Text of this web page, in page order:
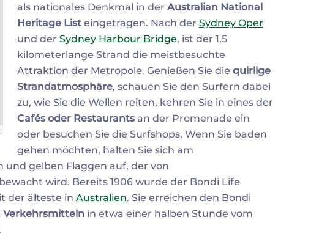
als nationales Denkmal in der Australian National
Heritage Listeingetragen. Nach der Sydney Oper
und der Sydney Harbour Bridge, ist der 1,5
kilometerlange Strand die meistbesuchte
Attraktion der Metropole. Genießen Sie die quirlige
Strandatmosphäre, schauen Sie den Surfern dabei
zu, wie Sie die Wellen reiten, kehren Sie in eines der
Cafés oder Restaurantsan der Promenade ein
oder besuchen Sie die Surfshops. Wenn Sie baden
gehen möchten, halten Sie sich am
gelben Flaggen auf, der von
wird. Bereits 1906 wurde der Bondi Life
der älteste in Australien. Sie erreichen den Bondi
in etwa einer halben Stunde vom